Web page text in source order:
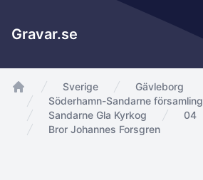
Gravar.se
app.Start
Sverige
Gävleborg
Söderhamn-Sandarne församling
Sandarne Gla Kyrkog
04
Bror Johannes Forsgren